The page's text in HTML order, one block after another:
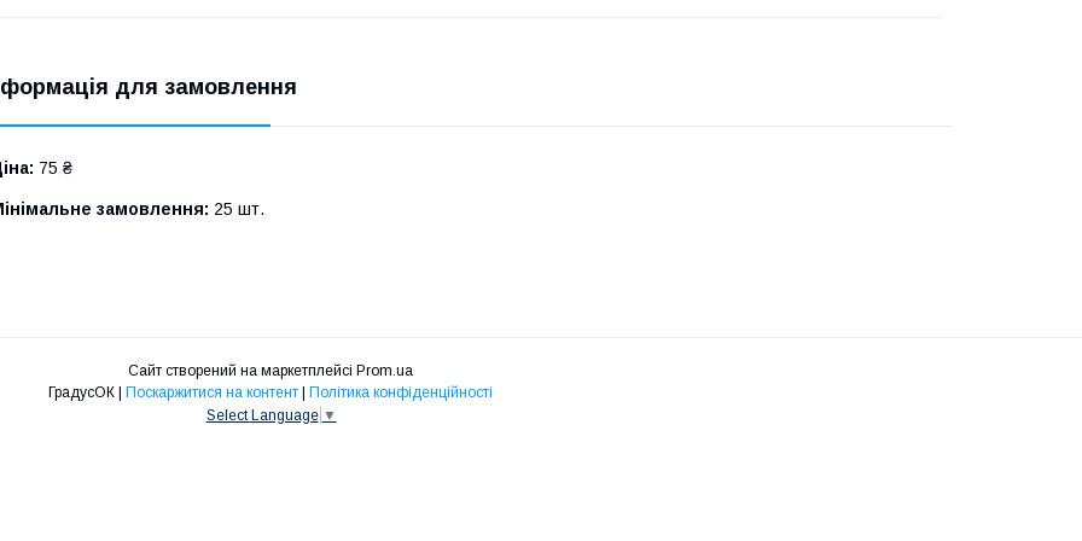
для замовлення
75 ₴
замовлення: 25 шт.
Сайт створений на маркетплейсі Prom.ua
Поскаржитися на контент
Політика конфіденційності
Select Language ▼